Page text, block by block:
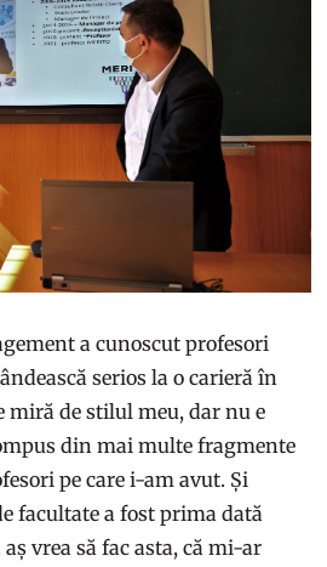
a cunoscut profesori
serios la o carieră în
de stilul meu, dar nu e
din mai multe fragmente
pe care i-am avut. Și
facultate a fost prima dată
vrea să fac asta, că mi-ar